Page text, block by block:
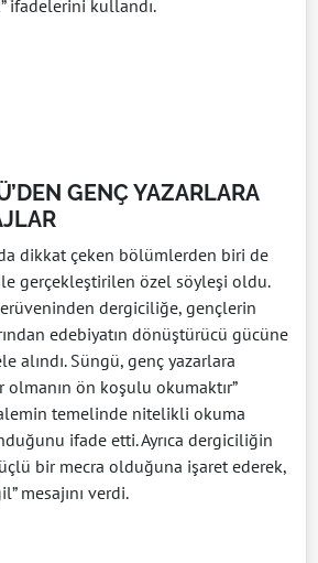
ifadelerini kullandı.
GENÇ YAZARLARA
dikkat çeken bölümlerden biri de
gerçekleştirilen özel söyleşi oldu.
dergiciliğe, gençlerin
edebiyatın dönüştürücü gücüne
alındı. Süngü, genç yazarlara
olmanın ön koşulu okumaktır”
temelinde nitelikli okuma
ifade etti. Ayrıca dergiciliğin
bir mecra olduğuna işaret ederek,
mesajını verdi.